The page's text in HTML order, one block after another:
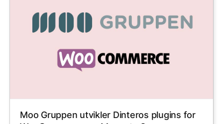
Moo Gruppen utvikler Dinteros plugins for